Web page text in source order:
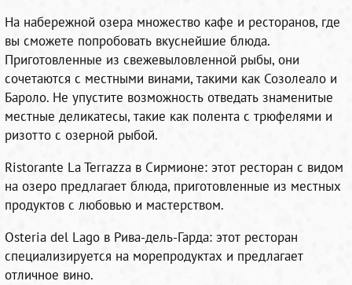
На набережной озера множество кафе и ресторанов, где
вы сможете попробовать вкуснейшие блюда.
Приготовленные из свежевыловленной рыбы, они
сочетаются с местными винами, такими как Созолеало и
Бароло. Не упустите возможность отведать знаменитые
местные деликатесы, такие как полента с трюфелями и
ризотто с озерной рыбой.
Ristorante La Terrazza в Сирмионе: этот ресторан с видом
на озеро предлагает блюда, приготовленные из местных
продуктов с любовью и мастерством.
Osteria del Lago в Рива-дель-Гарда: этот ресторан
специализируется на морепродуктах и предлагает
отличное вино.